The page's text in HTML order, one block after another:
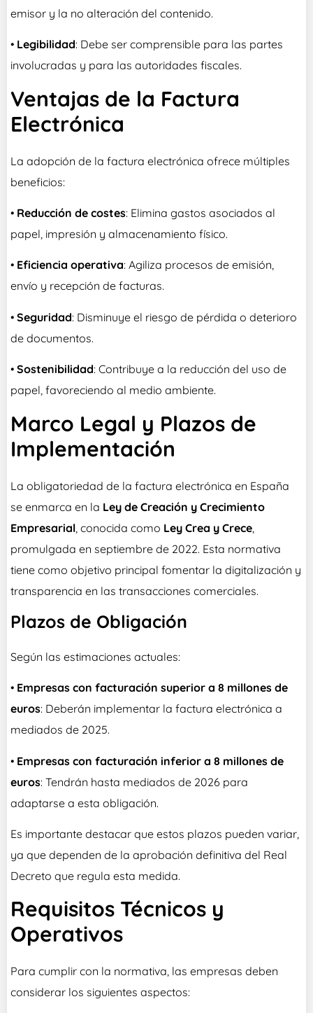
emisor y la no alteración del contenido.
• Legibilidad: Debe ser comprensible para las partes
involucradas y para las autoridades fiscales.
Ventajas de la Factura
Electrónica
La adopción de la factura electrónica ofrece múltiples
beneficios:
• Reducción de costes: Elimina gastos asociados al
papel, impresión y almacenamiento físico.
• Eficiencia operativa: Agiliza procesos de emisión,
envío y recepción de facturas.
• Seguridad: Disminuye el riesgo de pérdida o deterioro
de documentos.
• Sostenibilidad: Contribuye a la reducción del uso de
papel, favoreciendo al medio ambiente.
Marco Legal y Plazos de
Implementación
La obligatoriedad de la factura electrónica en España
se enmarca en la Ley de Creación y Crecimiento
Empresarial , conocida como Ley Crea y Crece
promulgada en septiembre de 2022. Esta normativa
tiene como objetivo principal fomentar la digitalización y
transparencia en las transacciones comerciales.
Plazos de Obligación
Según las estimaciones actuales:
• Empresas con facturación superior a 8 millones de
euros: Deberán implementar la factura electrónica a
mediados de 2025.
• Empresas con facturación inferior a 8 millones de
euros: Tendrán hasta mediados de 2026 para
adaptarse a esta obligación.
Es importante destacar que estos plazos pueden variar,
ya que dependen de la aprobación definitiva del Real
Decreto que regula esta medida.
Requisitos Técnicos y
Operativos
Para cumplir con la normativa, las empresas deben
considerar los siguientes aspectos: